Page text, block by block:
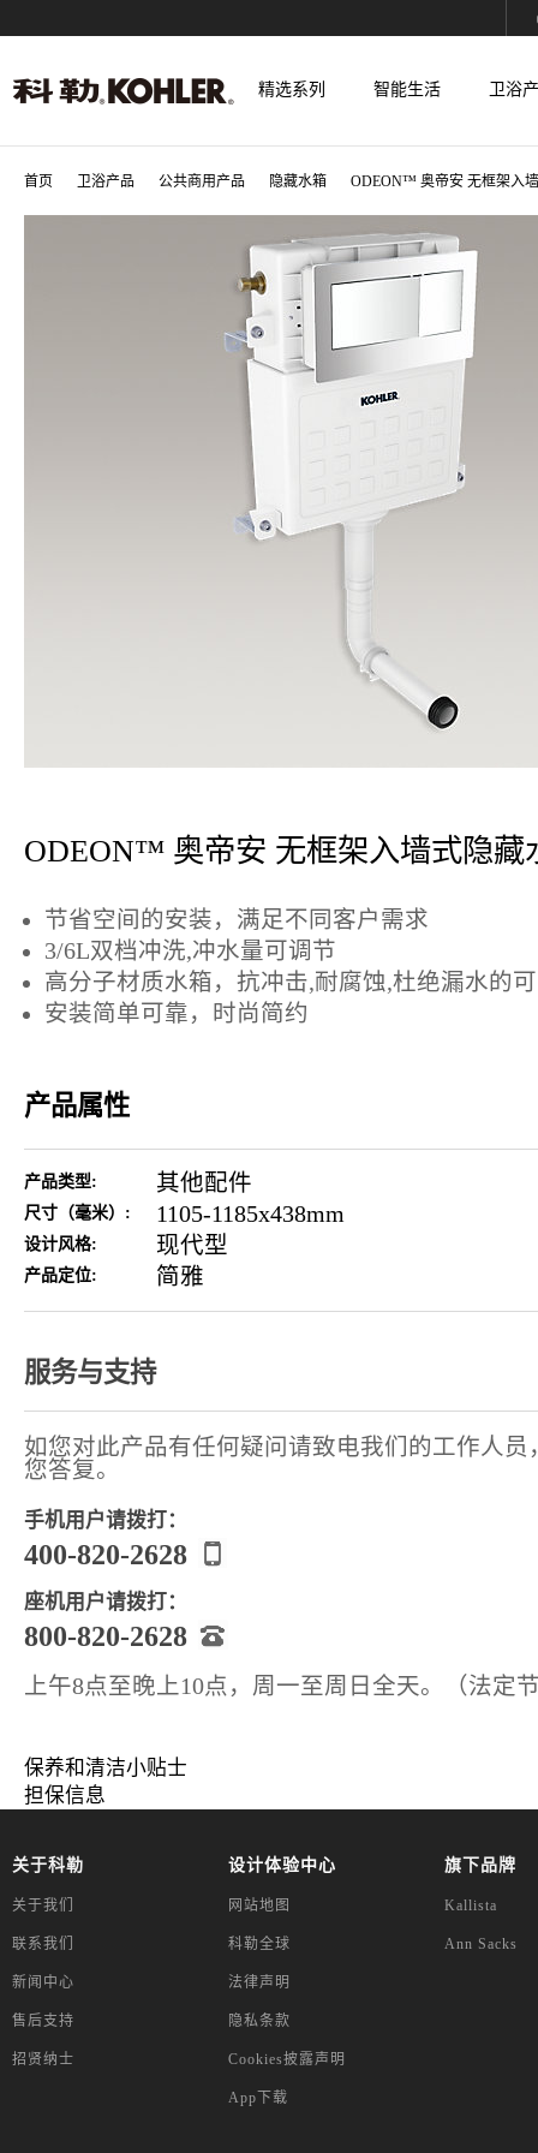
精选系列 智能生活 卫浴
首页 卫浴产品 公共商用产品 隐藏水箱 ODEON™ 奥帝安 无框架入
ODEON™ 奥帝安 无框架入墙式隐藏
节省空间的安装，满足不同客户需求
3/6L双档冲洗,冲水量可调节
高分子材质水箱，抗冲击,耐腐蚀,杜绝漏水的
安装简单可靠，时尚简约
产品属性
产品类型: 其他配件
尺寸（毫米）: 1105-1185x438mm
设计风格: 现代型
产品定位: 简雅
服务与支持
如您对此产品有任何疑问请致电我们的工作人员
您答复。
手机用户请拨打：
400-820-2628
座机用户请拨打：
800-820-2628
上午8点至晚上10点，周一至周日全天。（法定
保养和清洁小贴士
担保信息
关于科勒
关于我们
联系我们
新闻中心
售后支持
招贤纳士
设计体验中心
网站地图
科勒全球
法律声明
隐私条款
Cookies披露声明
App下载
旗下品牌
Kallista
Ann Sacks